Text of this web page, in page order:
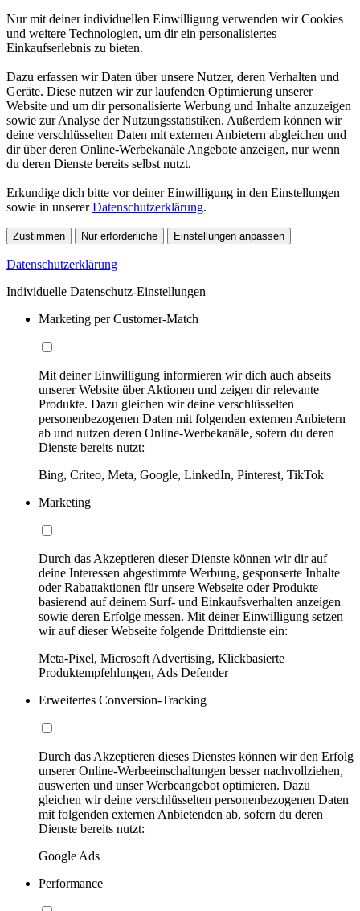
Nur mit deiner individuellen Einwilligung verwenden wir Cookies
und weitere Technologien, um dir ein personalisiertes
Einkaufserlebnis zu bieten.
Dazu erfassen wir Daten über unsere Nutzer, deren Verhalten und
Geräte. Diese nutzen wir zur laufenden Optimierung unserer
Website und um dir personalisierte Werbung und Inhalte anzuzeigen
sowie zur Analyse der Nutzungsstatistiken. Außerdem können wir
deine verschlüsselten Daten mit externen Anbietern abgleichen und
dir über deren Online-Werbekanäle Angebote anzeigen, nur wenn
du deren Dienste bereits selbst nutzt.
Erkundige dich bitte vor deiner Einwilligung in den Einstellungen
sowie in unsererDatenschutzerklärung.
Zustimmen Nur erforderliche Einstellungen anpassen
Datenschutzerklärung
Individuelle Datenschutz-Einstellungen
Marketing per Customer-Match
Mit deiner Einwilligung informieren wir dich auch abseits
unserer Website über Aktionen und zeigen dir relevante
Produkte. Dazu gleichen wir deine verschlüsselten
personenbezogenen Daten mit folgenden externen Anbietern
ab und nutzen deren Online-Werbekanäle, sofern du deren
Dienste bereits nutzt:
Bing, Criteo, Meta, Google, LinkedIn, Pinterest, TikTok
Marketing
Durch das Akzeptieren dieser Dienste können wir dir auf
deine Interessen abgestimmte Werbung, gesponserte Inhalte
oder Rabattaktionen für unsere Webseite oder Produkte
basierend auf deinem Surf- und Einkaufsverhalten anzeigen
sowie deren Erfolge messen. Mit deiner Einwilligung setzen
wir auf dieser Webseite folgende Drittdienste ein:
Meta-Pixel, Microsoft Advertising, Klickbasierte
Produktempfehlungen, Ads Defender
Erweitertes Conversion-Tracking
Durch das Akzeptieren dieses Dienstes können wir den Erfolg
unserer Online-Werbeeinschaltungen besser nachvollziehen,
auswerten und unser Werbeangebot optimieren. Dazu
gleichen wir deine verschlüsselten personenbezogenen Daten
mit folgenden externen Anbietenden ab, sofern du deren
Dienste bereits nutzt:
Google Ads
Performance